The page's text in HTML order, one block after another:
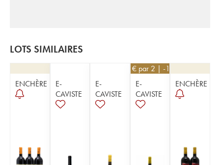
LOTS SIMILAIRES
ENCHÈRE
E-
CAVISTE
E-
CAVISTE
171€ par 2 | -10%
E-
CAVISTE
ENCHÈRE